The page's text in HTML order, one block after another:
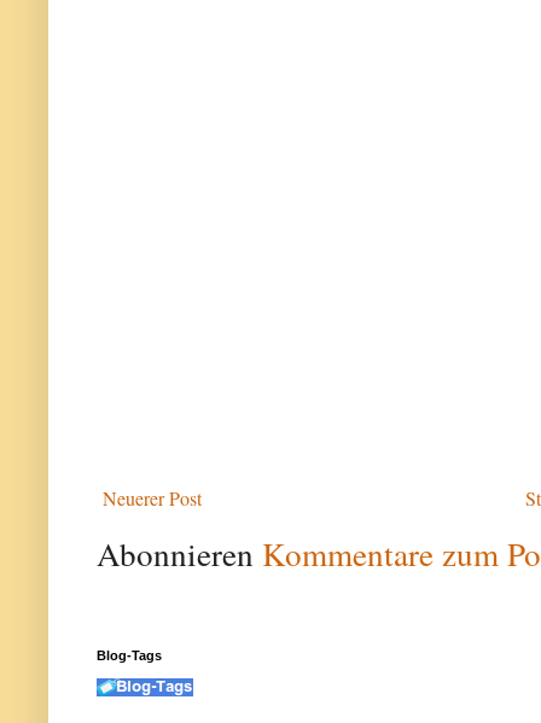
Neuerer Post
Abonnieren Kommentare zum
Blog-Tags